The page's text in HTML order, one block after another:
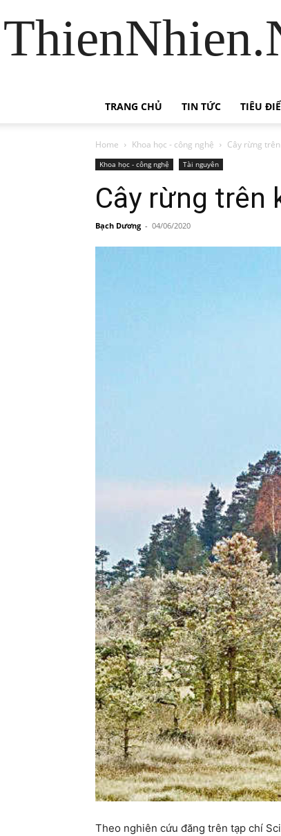
TRANG CHỦ TIN TỨC TIÊU
Home Khoa học - công nghệ Cây rừng
Khoa học - công nghệ Tài nguyên
Cây rừng trên
Bạch Dương - 04/06/2020
Theo nghiên cứu đăng trên tạp chí